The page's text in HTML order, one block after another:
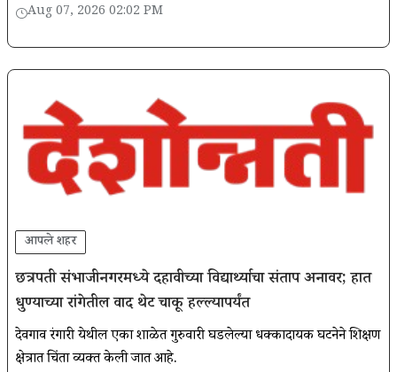
Aug 07, 2026 02:02 PM
आपले शहर
छत्रपती संभाजीनगरमध्ये दहावीच्या विद्यार्थ्याचा संताप अनावर; हात
धुण्याच्या रांगेतील वाद थेट चाकू हल्ल्यापर्यंत
देवगाव रंगारी येथील एका शाळेत गुरुवारी घडलेल्या धक्कादायक घटनेने शिक्षण
क्षेत्रात चिंता व्यक्त केली जात आहे.